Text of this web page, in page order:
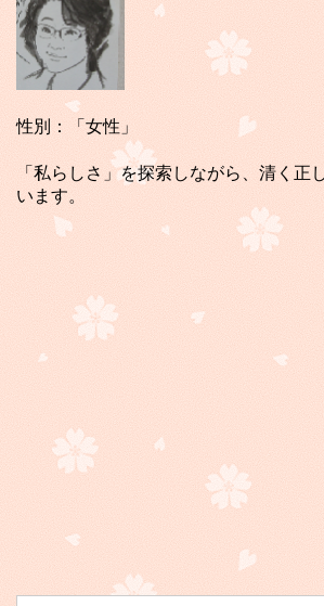
性別：「女性」
「私らしさ」を探索しながら、清く正
います。